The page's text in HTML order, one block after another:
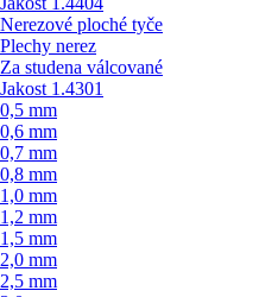
Nerezové ploché tyče
Plechy nerez
Za studena válcované
Jakost 1.4301
0,5 mm
0,6 mm
0,7 mm
0,8 mm
1,0 mm
1,2 mm
1,5 mm
2,0 mm
2,5 mm